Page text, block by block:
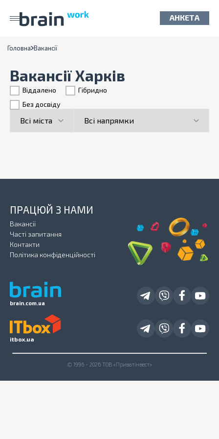
АНКЕТА
Головна Вакансії
Вакансії Харків
Віддалено
Гiбридно
Без досвіду
brain.com.ua
ПРАЦЮЙ З НАМИ
Вакансії
Часті запитання
Контакти
Політика конфіденційності
itbox.ua
© 1996 - 2026 ТОВ «Приватінвест»